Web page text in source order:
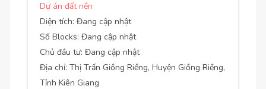
Dự án đất nền
Diện tích: Đang cập nhật
Số Blocks: Đang cập nhật
Chủ đầu tư: Đang cập nhật
Địa chỉ: Thị Trấn Giồng Riềng, Huyện Giồng Riềng,
Tỉnh Kiên Giang